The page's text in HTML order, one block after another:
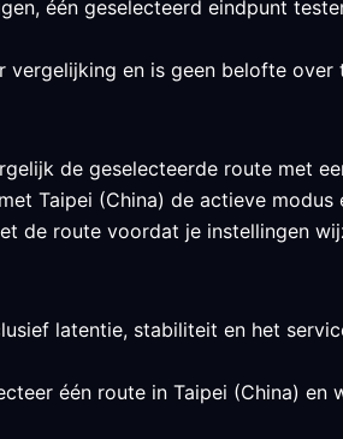
één geselecteerd eindpunt
en is geen belofte over
de geselecteerde route met
Taipei (China) de actieve modus
de route voordat je instellingen
latentie, stabiliteit en het
één route in Taipei (China) en